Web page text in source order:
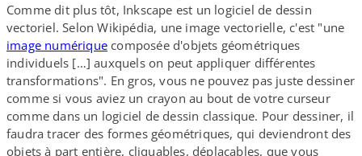
Comme dit plus tôt, Inkscape est un logiciel de dessin
vectoriel. Selon Wikipédia, une image vectorielle, c'est "une
image numérique composée d'objets géométriques
individuels […] auxquels on peut appliquer différentes
transformations". En gros, vous ne pouvez pas juste dessiner
comme si vous aviez un crayon au bout de votre curseur
comme dans un logiciel de dessin classique. Pour dessiner, il
faudra tracer des formes géométriques, qui deviendront des
objets à part entière, cliquables, déplaçables, que vous